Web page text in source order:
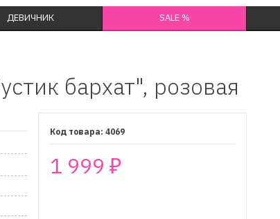
ДЕВИЧНИК SALE %
бархат", розовая
4069
1 999 ₽